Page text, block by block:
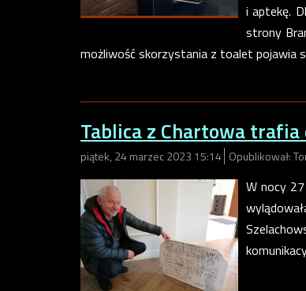
i aptekę.
strony
możliwość skorzystania z toalet pojawia
Tablica z Chartowa
piątek, 24 marzec 2023 15:14 Opublikował:
W nocy